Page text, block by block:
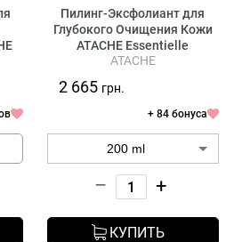
Пилинг-Эксфолиант для
Глубокого Очищения Кожи
ATACHE Essentielle
Exfoliation Scrub
ATACHE
2 665 грн.
+ 84 бонуса
– +
КУПИТЬ